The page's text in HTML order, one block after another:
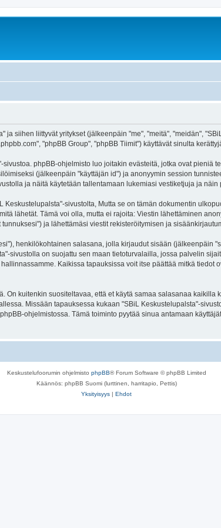
ja siihen liittyvät yritykset (jälkeenpäin "me", "meitä", "meidän",
"phpBB Group", "phpBB Tiimit") käyttävät sinulta
phpBB-ohjelmisto luo joitakin evästeitä, jotka ovat pieniä
(jälkeenpäin "käyttäjän id") ja anonyymin session
ja näitä käytetään tallentamaan lukemiasi vestiketjuja ja näin
sivustolta, Mutta se on tämän dokumentin
lähetät. Tämä voi olla, mutta ei rajoita: Viestin lähettäminen
ja lähettämäsi viestit rekisteröitymisen ja
henkilökohtainen salasana, jolla kirjaudut sisään (jälkeenpäin
sivustolla on suojattu sen maan tietoturvalailla, jossa palvelin
Kaikissa tapauksissa voit itse päättää mitkä tiedot
kuitenkin suositeltavaa, että et käytä samaa salasanaa
Missään tapauksessa kukaan "SBiL Keskustelupalsta"-
ohjelmistossa. Tämä toiminto pyytää sinua antamaan
Keskustelufoorumin ohjelmisto phpBB® Forum Software © phpBB Limited
Käännös: phpBB Suomi (lurttinen, harritapio, Pettis)
Yksityisyys | Ehdot